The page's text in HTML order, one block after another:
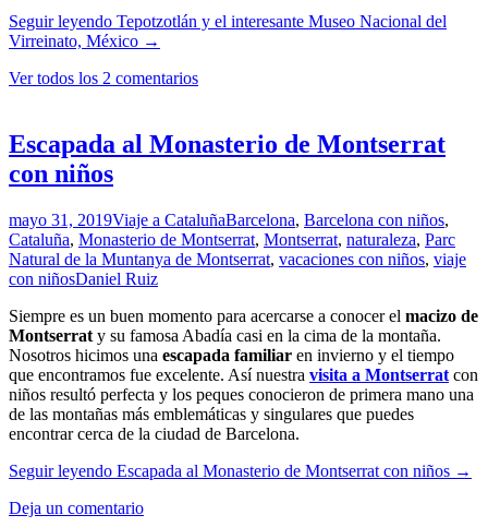
Seguir leyendo Tepotzotlán y el interesante Museo Nacional del
Virreinato, México →
Ver todos los 2 comentarios
Escapada al Monasterio de Montserrat
con niños
mayo 31, 2019Viaje a CataluñaBarcelona, Barcelona con niños,
Cataluña, Monasterio de Montserrat, Montserrat, naturaleza, Parc
Natural de la Muntanya de Montserrat, vacaciones con niños, viaje
con niñosDaniel Ruiz
Siempre es un buen momento para acercarse a conocer el macizo de
Montserrat y su famosa Abadía casi en la cima de la montaña.
Nosotros hicimos una escapada familiar en invierno y el tiempo
que encontramos fue excelente. Así nuestra visita a Montserrat con
niños resultó perfecta y los peques conocieron de primera mano una
de las montañas más emblemáticas y singulares que puedes
encontrar cerca de la ciudad de Barcelona.
Seguir leyendo Escapada al Monasterio de Montserrat con niños →
Deja un comentario